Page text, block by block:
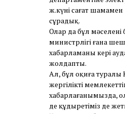
ж.күні сағат шамамен
сұрадық.
Олар да бұл
министрлігі ғана
хабарламаны кері
жолдапты.
Ал, бұл оқиға
жергілікті
хабарлағанымызда,
де құдыретіміз де